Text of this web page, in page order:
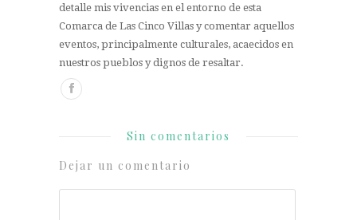
detalle mis vivencias en el entorno de esta
Comarca de Las Cinco Villas y comentar aquellos
eventos, principalmente culturales, acaecidos en
nuestros pueblos y dignos de resaltar.
Sin comentarios
Dejar un comentario